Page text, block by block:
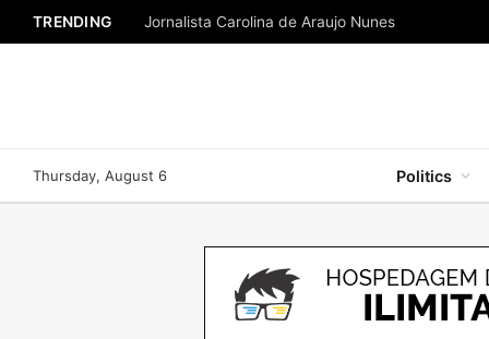
TRENDING Jornalista Carolina de Araujo Nunes
Thursday, August 6 Politics